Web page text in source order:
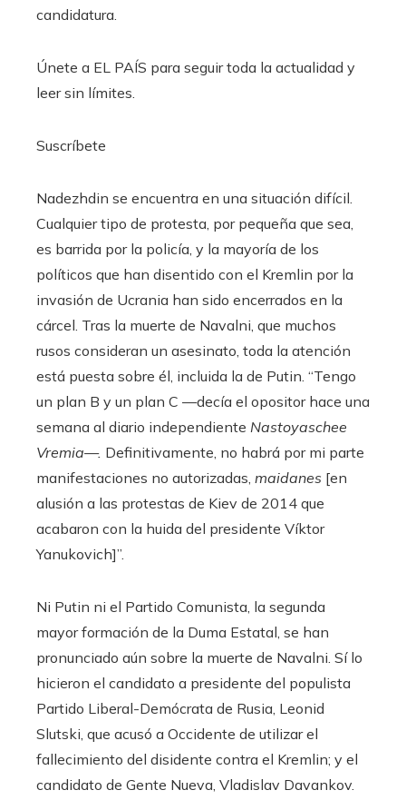
candidatura.
Únete a EL PAÍS para seguir toda la actualidad y
leer sin límites.
Suscríbete
Nadezhdin se encuentra en una situación difícil.
Cualquier tipo de protesta, por pequeña que sea,
es barrida por la policía, y la mayoría de los
políticos que han disentido con el Kremlin por la
invasión de Ucrania han sido encerrados en la
cárcel. Tras la muerte de Navalni, que muchos
rusos consideran un asesinato, toda la atención
está puesta sobre él, incluida la de Putin. “Tengo
un plan B y un plan C —decía el opositor hace una
semana al diario independiente Nastoyaschee
Vremia—. Definitivamente, no habrá por mi parte
manifestaciones no autorizadas, maidanes [en
alusión a las protestas de Kiev de 2014 que
acabaron con la huida del presidente Víktor
Yanukovich]”.
Ni Putin ni el Partido Comunista, la segunda
mayor formación de la Duma Estatal, se han
pronunciado aún sobre la muerte de Navalni. Sí lo
hicieron el candidato a presidente del populista
Partido Liberal-Demócrata de Rusia, Leonid
Slutski, que acusó a Occidente de utilizar el
fallecimiento del disidente contra el Kremlin; y el
candidato de Gente Nueva, Vladislav Davankov.